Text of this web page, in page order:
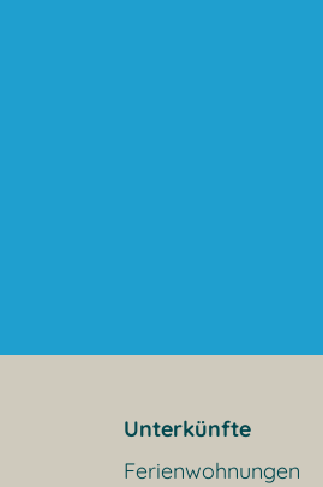
Unterkünfte
Ferienwohnungen